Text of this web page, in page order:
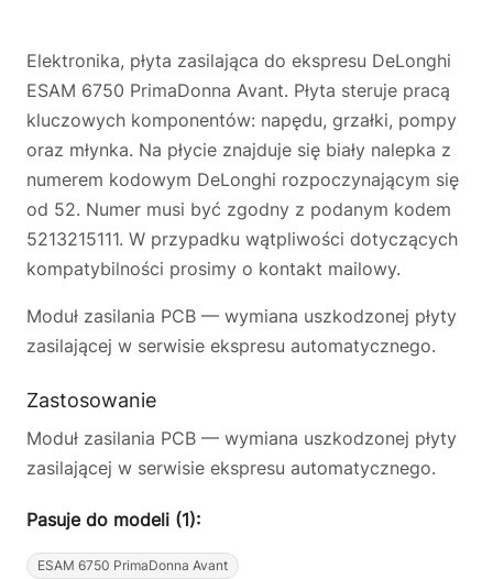
Elektronika, płyta zasilająca do ekspresu DeLonghi
ESAM 6750 PrimaDonna Avant. Płyta steruje pracą
kluczowych komponentów: napędu, grzałki, pompy
oraz młynka. Na płycie znajduje się biały nalepka z
numerem kodowym DeLonghi rozpoczynającym się
od 52. Numer musi być zgodny z podanym kodem
5213215111. W przypadku wątpliwości dotyczących
kompatybilności prosimy o kontakt mailowy.
Moduł zasilania PCB — wymiana uszkodzonej płyty
zasilającej w serwisie ekspresu automatycznego.
Zastosowanie
Moduł zasilania PCB — wymiana uszkodzonej płyty
zasilającej w serwisie ekspresu automatycznego.
Pasuje do modeli (1):
ESAM 6750 PrimaDonna Avant